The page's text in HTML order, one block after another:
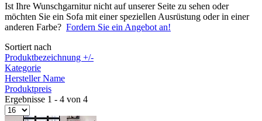
Ist Ihre Wunschgarnitur nicht auf unserer Seite zu sehen oder
möchten Sie ein Sofa mit einer speziellen Ausrüstung oder in einer
anderen Farbe? Fordern Sie ein Angebot an!
Sortiert nach
Produktbezeichnung +/-
Kategorie
Hersteller Name
Produktpreis
Ergebnisse 1 - 4 von 4